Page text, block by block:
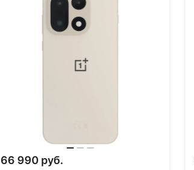
Товар под заказ
66 990 руб.